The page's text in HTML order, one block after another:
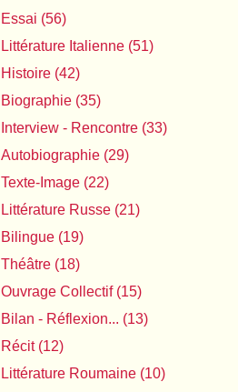
Essai (56)
Littérature Italienne (51)
Histoire (42)
Biographie (35)
Interview - Rencontre (33)
Autobiographie (29)
Texte-Image (22)
Littérature Russe (21)
Bilingue (19)
Théâtre (18)
Ouvrage Collectif(15)
Bilan - Réflexion... (13)
Récit(12)
Littérature Roumaine (10)